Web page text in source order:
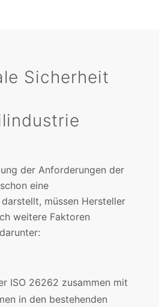
Sicherheit
der Anforderungen der
eine
müssen Hersteller
weitere Faktoren
ISO 26262 zusammen mit
in den bestehenden